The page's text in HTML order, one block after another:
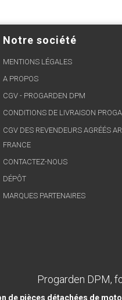
Notre société
MENTIONS LÉGALES
A PROPOS
CGV - PROGARDEN DPM
CONDITIONS DE LIVRAISON
CGV DES REVENDEURS AGRÉÉS
FRANCE
CONTACTEZ-NOUS
DÉPÔT
MARQUES PARTENAIRES
Progarden DPM,
de pièces détachées de